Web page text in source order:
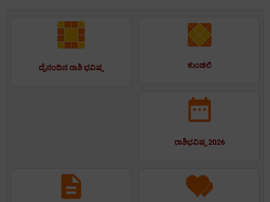
ದೈನಂದಿನ ರಾಶಿ ಭವಿಷ್ಯ ಕುಂಡಲಿ
ರಾಶಿಭವಿಷ್ಯ 2026